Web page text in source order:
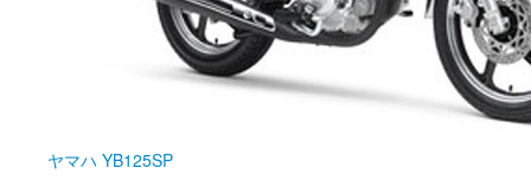
ヤマハ YB125SP